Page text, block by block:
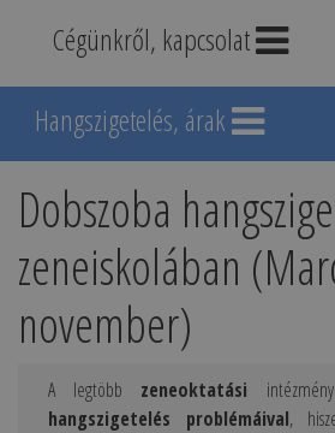
Cégünkről, kapcsolat
Hangszigetelés, árak
Dobszoba
zeneiskolában
november)
A legtöbb zeneoktatási
hangszigetelés problémáival,